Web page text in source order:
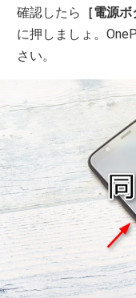
確認したら
［電源
に押しましょ。
さい。